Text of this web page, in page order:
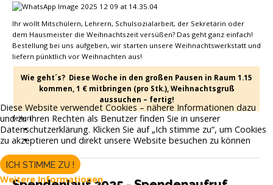
Ihr wollt Mitschülern, Lehrern, Schulsozialarbeit, der Sekretärin oder
dem Hausmeister die Weihnachtszeit versüßen? Das geht ganz einfach!
Bestellung bei uns aufgeben, wir starten unsere Weihnachtswerkstatt und
liefern pünktlich vor Weihnachten aus!
Wie geht´s? Diese Woche in den großen Pausen in Raum 1.15
kommen, 1 € mitbringen (pro Stk.), Weihnachtsgruß
aussuchen – fertig!
teilen
Diese Website verwendet Cookies – nähere Informationen dazu
und zu Ihren Rechten als Benutzer finden Sie in unserer
Datenschutzerklärung. Klicken Sie auf „Ich stimme zu“, um Cookies
zu akzeptieren und direkt unsere Website besuchen zu können
ICH STIMME ZU !
Weitere Informationen